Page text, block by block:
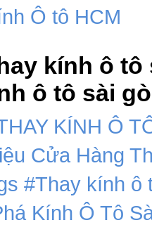
Ô tô HCM
kính ô
ô tô sài
KÍNH Ô
Cửa Hàng
#Thay kính ô
Kính Ô Tô